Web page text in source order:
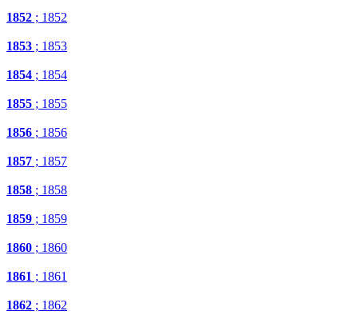
1852 ; 1852
1853 ; 1853
1854 ; 1854
1855 ; 1855
1856 ; 1856
1857 ; 1857
1858 ; 1858
1859 ; 1859
1860 ; 1860
1861 ; 1861
1862 ; 1862